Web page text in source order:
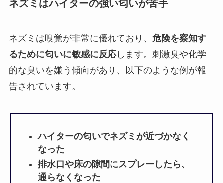
ネズミはハイターの強い匂いが苦手
ネズミは嗅覚が非常に優れており、 危険を察知す
るために匂いに敏感に反応します。刺激臭や化学
的な臭いを嫌う傾向があり、以下のような例が報
告されています。
ハイターの匂いでネズミが近づかなく
なった
排水口や床の隙間にスプレーしたら、
通らなくなった